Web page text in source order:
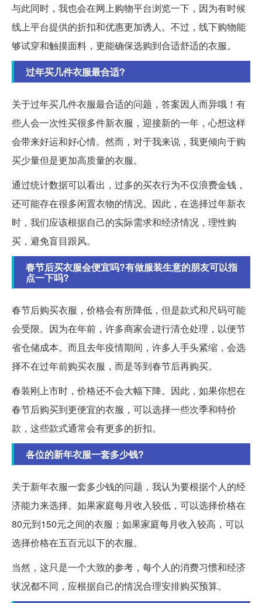
与此同时，我也会在网上购物平台浏览一下，因为有时候
线上平台提供的折扣和优惠更加诱人。不过，线下购物能
够试穿和触摸面料，更能确保选购到合适舒适的衣服。
过年买几件衣服最合适?
关于过年买几件衣服最合适的问题，答案因人而异哦！有
些人会一次性买很多件新衣服，迎接新的一年，心想这样
会带来好运和好心情。然而，对于我来说，我更倾向于购
买少量但是更加高质量的衣服。
通过统计数据可以看出，过多的买衣行为不仅浪费金钱，
还可能存在很多闲置衣物的情况。因此，在选择过年新衣
时，我们应该根据自己的实际需求和经济情况，理性购
买，避免盲目跟风。
春节后买衣服会便宜吗?有做服装生意的朋友可以指
点一下吗?
春节后购买衣服，价格会有所降低，但是款式和尺码可能
会受限。因为在年前，许多商家会进行清仓处理，以便节
省仓储成本。而且去年疫情期间，许多人手头紧缩，会选
择不在过年前购买衣服，而是等到春节后再购买。
春装刚上市时，价格还不会大幅下降。因此，如果你想在
春节后购买到更便宜的衣服，可以选择一些次季和特价
款，这些款式通常会有更多的折扣。
各位的新年衣服一套多少钱?
关于新年衣服一套多少钱的问题，我认为要根据个人的经
济能力来选择。如果家庭每月收入较低，可以选择价格在
80元到150元之间的衣服；如果家庭每月收入较高，可以
选择价格在五百元以下的衣服。
当然，这只是一个大致的参考，每个人的消费习惯和经济
状况都不同，应根据自己的情况合理安排购买预算。